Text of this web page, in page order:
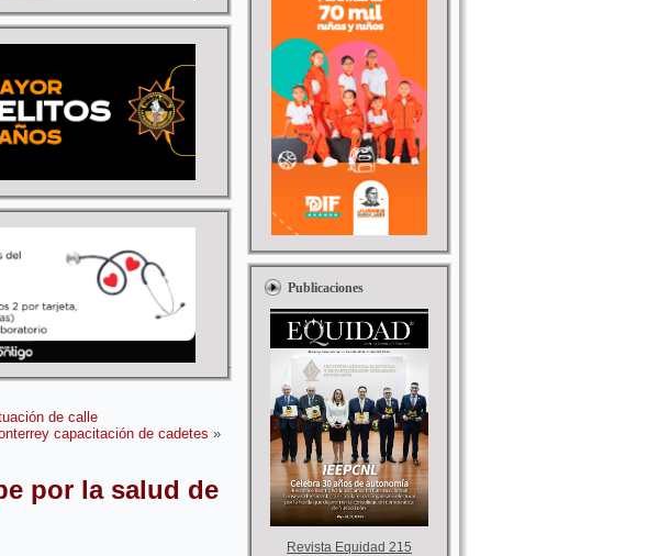
de calle
capacitación de cadetes »
por la salud de
Publicaciones
Revista Equidad 215